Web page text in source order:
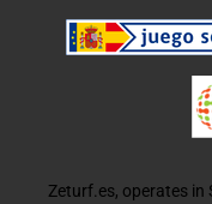
Zeturf.es, operates in